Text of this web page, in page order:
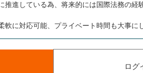
推進している為、将来的には国際法務の経
軟に対応可能、プライベート時間も大事に
ログ